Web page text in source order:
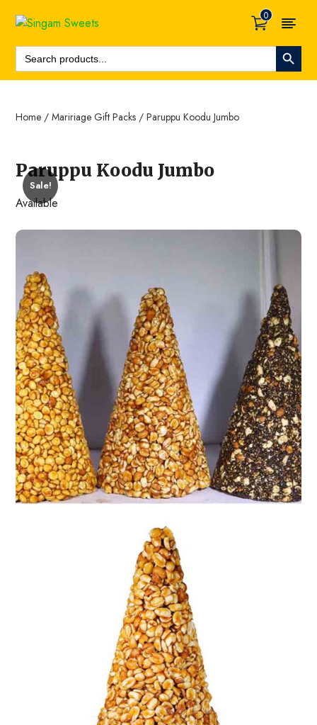
0
Search
For:
Search Button
Home /Maririage Gift Packs / Paruppu Koodu Jumbo
Paruppu Koodu Jumbo
Available
Sale!